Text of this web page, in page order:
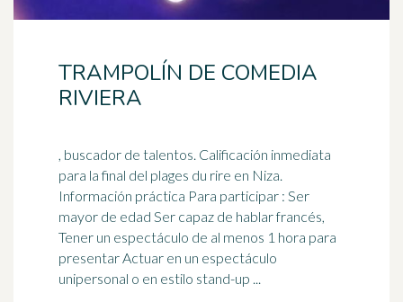
TRAMPOLÍN DE COMEDIA
RIVIERA
, buscador de talentos. Calificación inmediata
para la final del plages du rire en Niza.
Información práctica Para participar : Ser
mayor de edad Ser capaz de hablar francés,
Tener un espectáculo de al menos 1 hora para
presentar Actuar en un espectáculo
unipersonal o en estilo stand-up ...